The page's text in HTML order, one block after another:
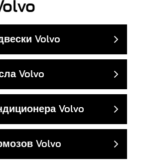
Volvo
Volvo
Volvo
Volvo